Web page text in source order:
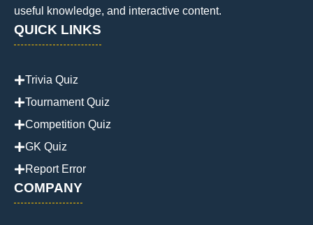
useful knowledge, and interactive content.
QUICK LINKS
Trivia Quiz
Tournament Quiz
Competition Quiz
GK Quiz
Report Error
COMPANY